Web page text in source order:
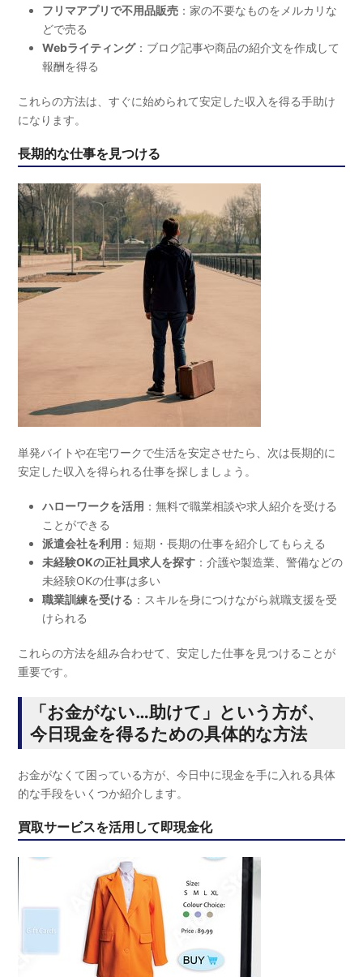
フリマアプリで不用品販売 ：家の不要なものをメルカリな
どで売る
Webライティング：ブログ記事や商品の紹介文を作成して
報酬を得る
これらの方法は、すぐに始められて安定した収入を得る手助け
になります。
長期的な仕事を見つける
単発バイトや在宅ワークで生活を安定させたら、次は長期的に
安定した収入を得られる仕事を探しましょう。
ハローワークを活用 ：無料で職業相談や求人紹介を受ける
ことができる
派遣会社を利用 ：短期・長期の仕事を紹介してもらえる
未経験OKの正社員求人を探す ：介護や製造業、警備などの
未経験OKの仕事は多い
職業訓練を受ける ：スキルを身につけながら就職支援を受
けられる
これらの方法を組み合わせて、安定した仕事を見つけることが
重要です。
「お金がない…助けて」という方が、
今日現金を得るための具体的な方法
お金がなくて困っている方が、今日中に現金を手に入れる具体
的な手段をいくつか紹介します。
買取サービスを活用して即現金化